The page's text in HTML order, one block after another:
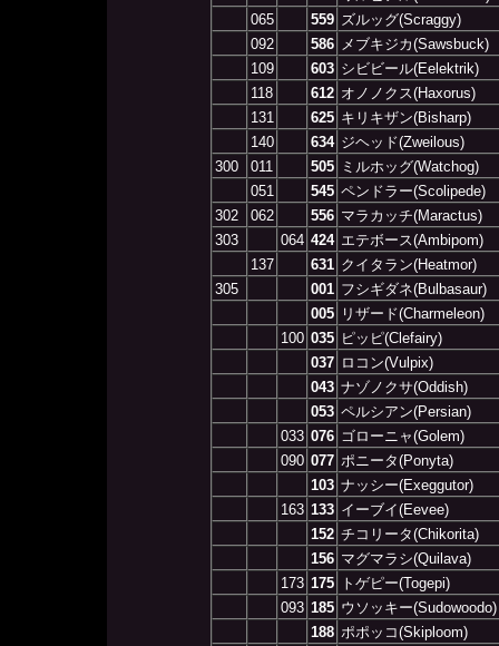
065
559 ズルッグ(Scraggy)
092
586
メブキジカ(Sawsbuck)
109
603 シビビール(Eelektrik)
118
612 オノノクス(Haxorus)
131
625 キリキザン(Bisharp)
140
634 ジヘッド(Zweilous)
300
011 505
ミルホッグ(Watchog)
051
545 ペンドラー(Scolipede)
302
062 556 マラカッチ(Maractus)
303
064 424 エテボース(Ambipom)
137
631 クイタラン(Heatmor)
305
001 フシギダネ(Bulbasaur)
005
リザード(Charmeleon)
100 035 ピッピ(Clefairy)
037 ロコン(Vulpix)
043 ナゾノクサ(Oddish)
053 ペルシアン(Persian)
033 076 ゴローニャ(Golem)
090 077 ポニータ(Ponyta)
103 ナッシー(Exeggutor)
163 133 イーブイ(Eevee)
152 チコリータ(Chikorita)
156 マグマラシ(Quilava)
173 175
トゲピー(Togepi)
093 185 ウソッキー(Sudowoodo)
188 ポポッコ(Skiploom)